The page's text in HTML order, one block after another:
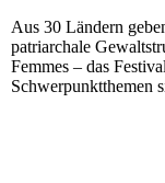
Aus 30 Ländern
patriarchale
Femmes – das
Schwerpunktthemen